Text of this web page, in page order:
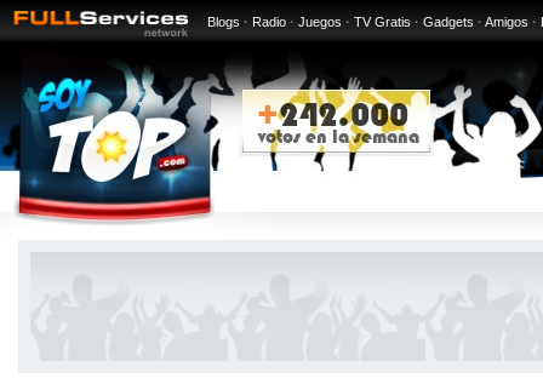
Blogs · Radio · Juegos · TV Gratis · Gadgets · Amigos ·